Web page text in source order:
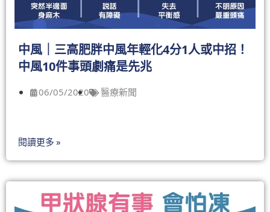
中風｜三高肥胖中風年輕化4分1人或中招！
中風10件事頭劇痛是先兆
06/05/2020 醫療新聞
閱讀更多 »